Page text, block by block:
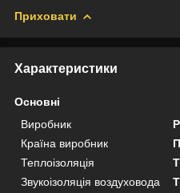
Приховати
Характеристики
Основні
Виробник
Країна виробник
Теплоізоляція
Звукоізоляція воздуховода